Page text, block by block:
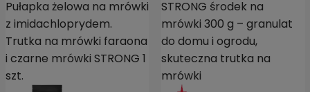
Pułapka żelowa na mrówki
z imidachloprydem.
Trutka na mrówki faraona
i czarne mrówki STRONG 1
szt.
STRONG środek na
mrówki 300 g – granulat
do domu i ogrodu,
skuteczna trutka na
mrówki